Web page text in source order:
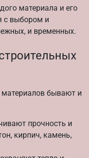
материала и его
с выбором и
и временных.
бывают и
прочность и
кирпич, камень,